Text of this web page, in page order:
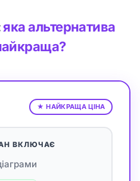
яка альтернатива
★НАЙКРАЩА ЦІНА
ВКЛЮЧАЄ